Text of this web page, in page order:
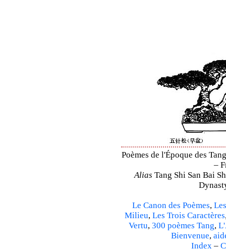
Poèmes de l'Époque des
–
Alias Tang Shi San Bai
Le Canon des Poèmes,
Milieu, Les Trois Caractères
Vertu, 300 poèmes Tang,
Bienvenue,
Index–